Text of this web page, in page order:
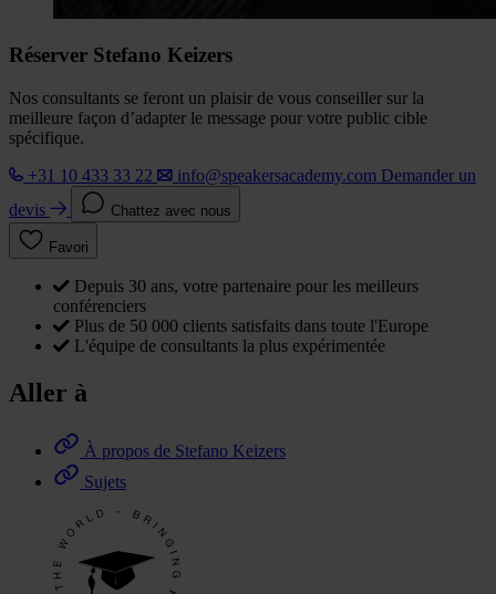
Réserver Stefano Keizers
Nos consultants se feront un plaisir de vous conseiller sur la
meilleure façon d’adapter le message pour votre public cible
spécifique.
+31 10 433 33 22
info@speakersacademy.com Demander un
devis
Chattez avec nous
Favori
Depuis 30 ans, votre partenaire pour les meilleurs
conférenciers
Plus de 50 000 clients satisfaits dans toute l'Europe
L'équipe de consultants la plus expérimentée
Aller à
À propos de Stefano Keizers
Sujets